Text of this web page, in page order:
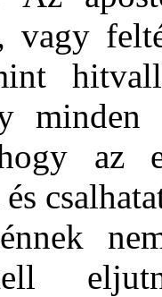
vagy
minden
az